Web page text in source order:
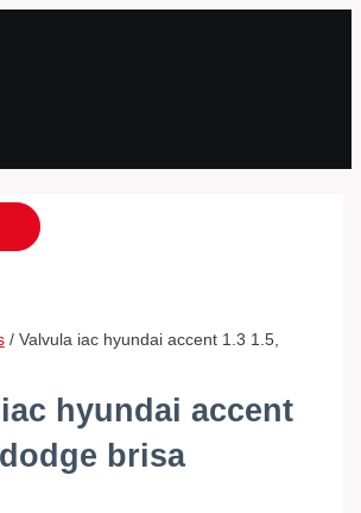
/ Valvula iac hyundai accent 1.3 1.5,
hyundai accent
brisa